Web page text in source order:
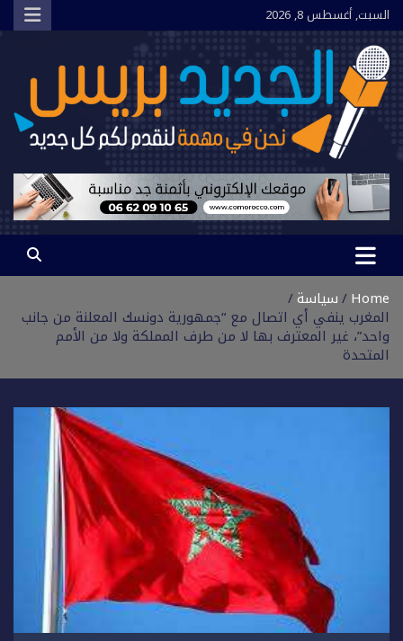
Skip
to
content
السبت, أغسطس 8, 2026
الجديد بريس
نحن في مهمة لنقدم لكم كل جديد
Home سياسة
المغرب ينفي أي اتصال مع “جمهورية دونسك المعلنة من جانب
واحد”، غير المعترف بها لا من طرف المملكة ولا من الأمم
المتحدة